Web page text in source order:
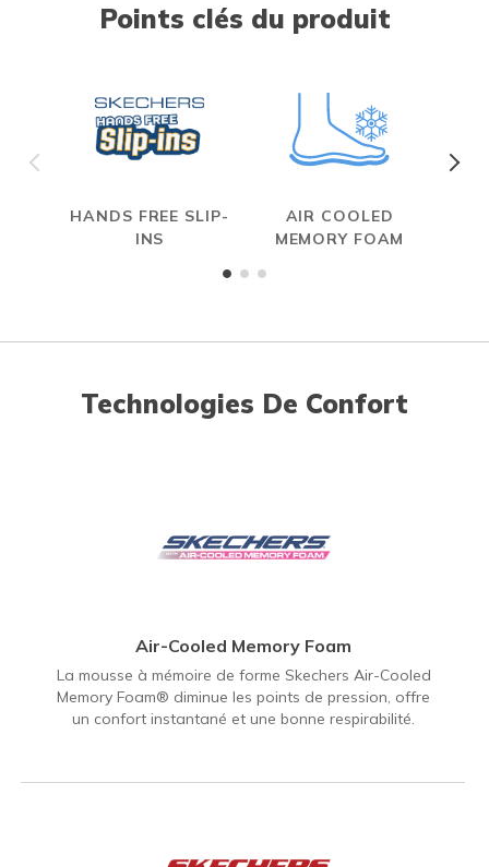
Points clés du produit
HANDS FREE SLIP-
INS
AIR COOLED
MEMORY FOAM
Technologies De Confort
Air-Cooled Memory Foam
La mousse à mémoire de forme Skechers Air-Cooled
Memory Foam® diminue les points de pression, offre
un confort instantané et une bonne respirabilité.